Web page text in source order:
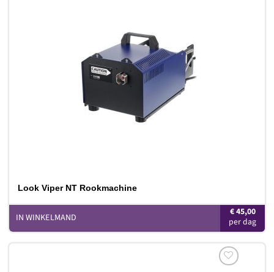
Look Viper NT Rookmachine
€45,00
IN WINKELMAND